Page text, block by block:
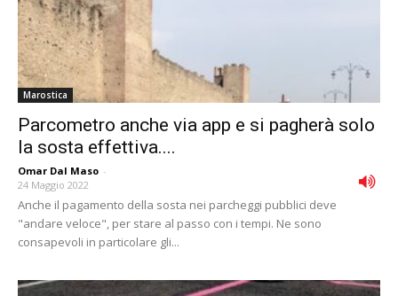
Marostica
Parcometro anche via app e si pagherà solo
la sosta effettiva....
Omar Dal Maso -
24 Maggio 2022
Anche il pagamento della sosta nei parcheggi pubblici deve
"andare veloce", per stare al passo con i tempi. Ne sono
consapevoli in particolare gli...